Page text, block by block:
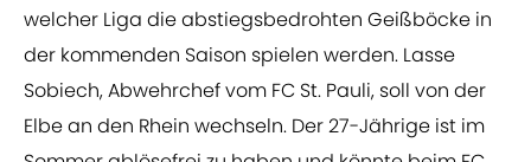
welcher Liga die abstiegsbedrohten Geißböcke in
der kommenden Saison spielen werden. Lasse
Sobiech, Abwehrchef vom FC St. Pauli, soll von der
Elbe an den Rhein wechseln. Der 27-Jährige ist im